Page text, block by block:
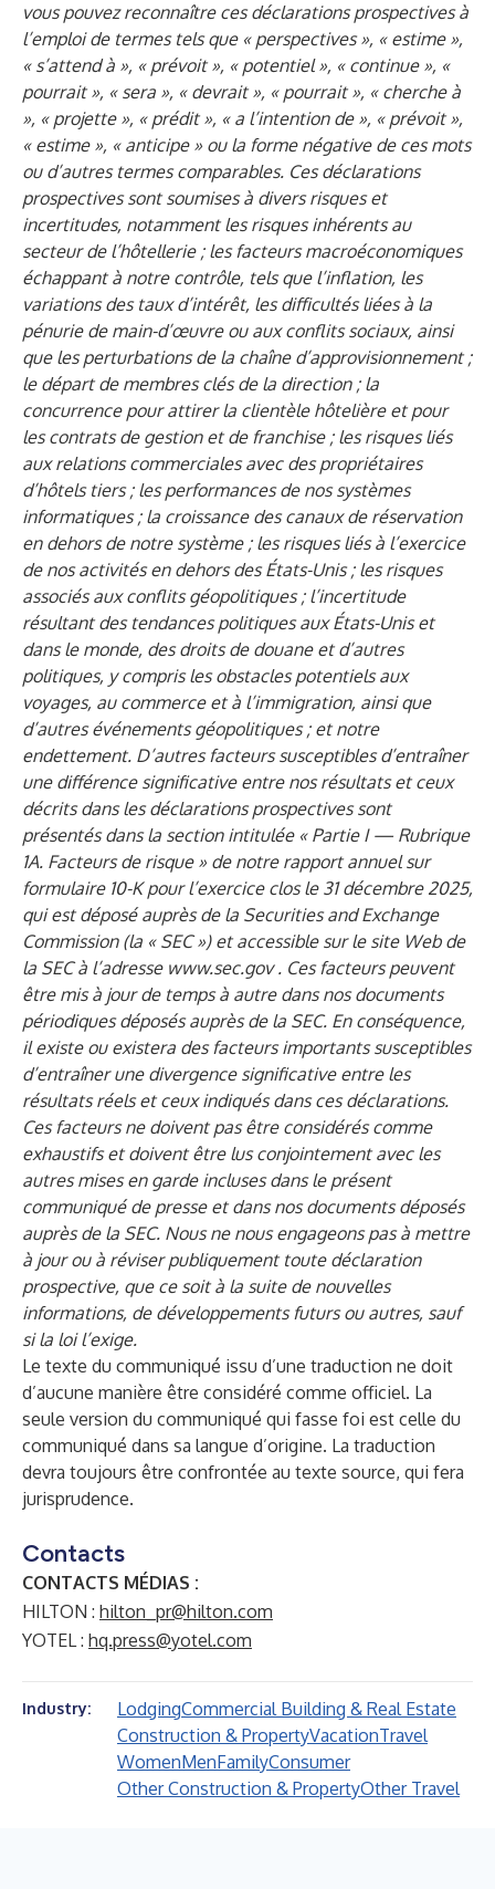
vous pouvez reconnaître ces déclarations prospectives à
l’emploi de termes tels que « perspectives », « estime »,
« s’attend à », « prévoit », « potentiel », « continue », «
pourrait », « sera », « devrait », « pourrait », « cherche à
», « projette », « prédit », « a l’intention de », « prévoit »,
« estime », « anticipe » ou la forme négative de ces mots
ou d’autres termes comparables. Ces déclarations
prospectives sont soumises à divers risques et
incertitudes, notamment les risques inhérents au
secteur de l’hôtellerie ; les facteurs macroéconomiques
échappant à notre contrôle, tels que l’inflation, les
variations des taux d’intérêt, les difficultés liées à la
pénurie de main-d’œuvre ou aux conflits sociaux, ainsi
que les perturbations de la chaîne d’approvisionnement ;
le départ de membres clés de la direction ; la
concurrence pour attirer la clientèle hôtelière et pour
les contrats de gestion et de franchise ; les risques liés
aux relations commerciales avec des propriétaires
d’hôtels tiers ; les performances de nos systèmes
informatiques ; la croissance des canaux de réservation
en dehors de notre système ; les risques liés à l’exercice
de nos activités en dehors des États-Unis ; les risques
associés aux conflits géopolitiques ; l’incertitude
résultant des tendances politiques aux États-Unis et
dans le monde, des droits de douane et d’autres
politiques, y compris les obstacles potentiels aux
voyages, au commerce et à l’immigration, ainsi que
d’autres événements géopolitiques ; et notre
endettement. D’autres facteurs susceptibles d’entraîner
une différence significative entre nos résultats et ceux
décrits dans les déclarations prospectives sont
présentés dans la section intitulée « Partie I — Rubrique
1A. Facteurs de risque » de notre rapport annuel sur
formulaire 10-K pour l’exercice clos le 31 décembre 2025,
qui est déposé auprès de la Securities and Exchange
Commission (la « SEC ») et accessible sur le site Web de
la SEC à l’adresse www.sec.gov . Ces facteurs peuvent
être mis à jour de temps à autre dans nos documents
périodiques déposés auprès de la SEC. En conséquence,
il existe ou existera des facteurs importants susceptibles
d’entraîner une divergence significative entre les
résultats réels et ceux indiqués dans ces déclarations.
Ces facteurs ne doivent pas être considérés comme
exhaustifs et doivent être lus conjointement avec les
autres mises en garde incluses dans le présent
communiqué de presse et dans nos documents déposés
auprès de la SEC. Nous ne nous engageons pas à mettre
à jour ou à réviser publiquement toute déclaration
prospective, que ce soit à la suite de nouvelles
informations, de développements futurs ou autres, sauf
si la loi l’exige.
Le texte du communiqué issu d’une traduction ne doit
d’aucune manière être considéré comme officiel. La
seule version du communiqué qui fasse foi est celle du
communiqué dans sa langue d’origine. La traduction
devra toujours être confrontée au texte source, qui fera
jurisprudence.
Contacts
CONTACTS MÉDIAS :
HILTON : hilton_pr@hilton.com
YOTEL : hq.press@yotel.com
Industry: LodgingCommercial Building & Real Estate
Construction & PropertyVacationTravel
WomenMenFamilyConsumer
Other Construction & PropertyOther Travel